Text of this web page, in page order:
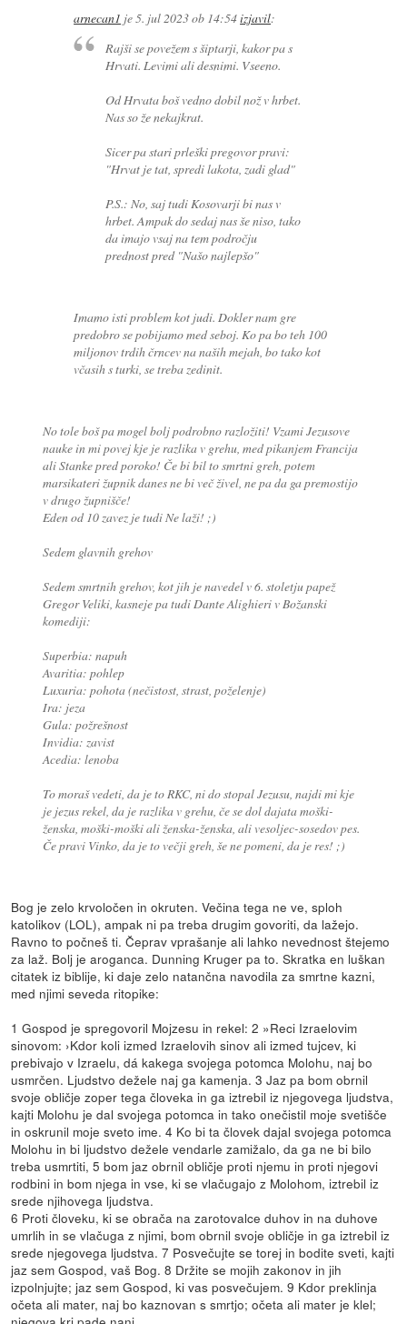
arnecan1 je5. jul 2023 ob 14:54izjavil:
Rajši se povežem s šiptarji, kakor pa s
Hrvati. Levimi ali desnimi. Vseeno.
Od Hrvata boš vedno dobil nož v hrbet.
Nas so že nekajkrat.
Sicer pa stari prleški pregovor pravi:
"Hrvat je tat, spredi lakota, zadi glad"
P.S.: No, saj tudi Kosovarji bi nas v
hrbet. Ampak do sedaj nas še niso, tako
da imajo vsaj na tem področju
prednost pred "Našo najlepšo"
Imamo isti problem kot judi. Dokler nam gre
predobro se pobijamo med seboj. Ko pa bo teh 100
miljonov trdih črncev na naših mejah, bo tako kot
včasih s turki, se treba zedinit.
No tole boš pa mogel bolj podrobno razložiti! Vzami Jezusove
nauke in mi povej kje je razlika v grehu, med pikanjem Francija
ali Stanke pred poroko! Če bi bil to smrtni greh, potem
marsikateri župnik danes ne bi več živel, ne pa da ga premostijo
v drugo župnišče!
Eden od 10 zavez je tudi Ne laži! ;)
Sedem glavnih grehov
Sedem smrtnih grehov, kot jih je navedel v 6. stoletju papež
Gregor Veliki, kasneje pa tudi Dante Alighieri v Božanski
komediji:
Superbia: napuh
Avaritia: pohlep
Luxuria: pohota (nečistost, strast, poželenje)
Ira: jeza
Gula: požrešnost
Invidia: zavist
Acedia: lenoba
To moraš vedeti, da je to RKC, ni do stopal Jezusu, najdi mi kje
je jezus rekel, da je razlika v grehu, če se dol dajata moški-
ženska, moški-moški ali ženska-ženska, ali vesoljec-sosedov pes.
Če pravi Vinko, da je to večji greh, še ne pomeni, da je res! ;)
Bog je zelo krvoločen in okruten. Večina tega ne ve, sploh
katolikov (LOL), ampak ni pa treba drugim govoriti, da lažejo.
Ravno to počneš ti. Čeprav vprašanje ali lahko nevednost štejemo
za laž. Bolj je aroganca. Dunning Kruger pa to. Skratka en luškan
citatek iz biblije, ki daje zelo natančna navodila za smrtne kazni,
med njimi seveda ritopike:
1 Gospod je spregovoril Mojzesu in rekel: 2 »Reci Izraelovim
sinovom: ›Kdor koli izmed Izraelovih sinov ali izmed tujcev, ki
prebivajo v Izraelu, dá kakega svojega potomca Molohu, naj bo
usmrčen. Ljudstvo dežele naj ga kamenja. 3 Jaz pa bom obrnil
svoje obličje zoper tega človeka in ga iztrebil iz njegovega ljudstva,
kajti Molohu je dal svojega potomca in tako onečistil moje svetišče
in oskrunil moje sveto ime. 4 Ko bi ta človek dajal svojega potomca
Molohu in bi ljudstvo dežele vendarle zamižalo, da ga ne bi bilo
treba usmrtiti, 5 bom jaz obrnil obličje proti njemu in proti njegovi
rodbini in bom njega in vse, ki se vlačugajo z Molohom, iztrebil iz
srede njihovega ljudstva.
6 Proti človeku, ki se obrača na zarotovalce duhov in na duhove
umrlih in se vlačuga z njimi, bom obrnil svoje obličje in ga iztrebil iz
srede njegovega ljudstva. 7 Posvečujte se torej in bodite sveti, kajti
jaz sem Gospod, vaš Bog. 8 Držite se mojih zakonov in jih
izpolnjujte; jaz sem Gospod, ki vas posvečujem. 9 Kdor preklinja
očeta ali mater, naj bo kaznovan s smrtjo; očeta ali mater je klel;